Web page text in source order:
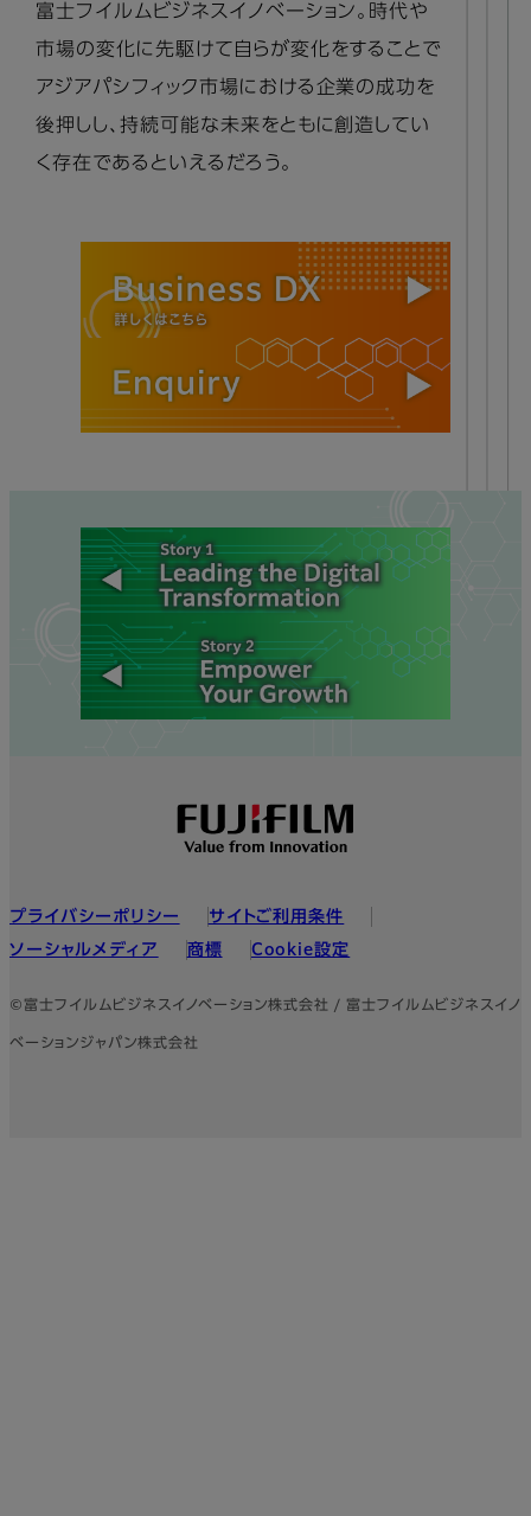
富士フイルムビジネスイノベーション。時代や
市場の変化に先駆けて自らが変化をすることで
アジアパシフィック市場における企業の成功を
後押しし、持続可能な未来をともに創造してい
く存在であるといえるだろう。
プライバシーポリシー
サイトご利用条件
ソーシャルメディア
商標 Cookie設定
©富士フイルムビジネスイノベーション株式会社 / 富士フイルムビジネスイノ
ベーションジャパン株式会社